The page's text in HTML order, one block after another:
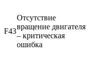
F43
Отсутствие
вращение двигателя
– критическая
ошибка